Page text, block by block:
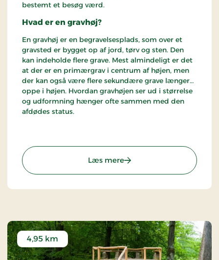
bestemt et besøg værd.
Hvad er en gravhøj?
En gravhøj er en begravelsesplads, som over et
gravsted er bygget op af jord, tørv og sten. Den
kan indeholde flere grave. Mest almindeligt er det
at der er en primærgrav i centrum af højen, men
der kan også være flere sekundære grave længere
oppe i højen. Hvordan gravhøjen ser ud i størrelse
og udformning hænger ofte sammen med den
afdødes status.
Læs mere: Hjulgraven
4,95 km